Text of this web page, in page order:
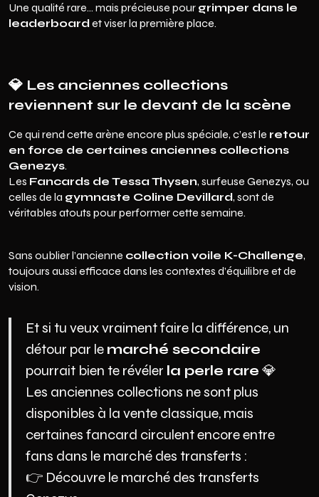
Une qualité rare… mais précieuse pour grimper dans le
leaderboardet viser la première place.
💎 Les anciennes collections
reviennent sur le devant de la scène
Ce qui rend cette arène encore plus spéciale, c’est le retour
en force de certaines anciennes collections
Genezys.
Les Fancards de Tessa Thysen, surfeuse Genezys, ou
celles de la gymnaste Coline Devillard, sont de
véritables atouts pour performer cette semaine.
Sans oublier l’ancienne collection voile K-Challenge,
toujours aussi efficace dans les contextes d’équilibre et de
vision.
Et si tu veux vraiment faire la différence, un
détour par le marché secondaire
pourrait bien te révéler la perle rare 💎
Les anciennes collections ne sont plus
disponibles à la vente classique, mais
certaines fancard circulent encore entre
fans dans le marché des transferts :
👉 Découvre le marché des transferts